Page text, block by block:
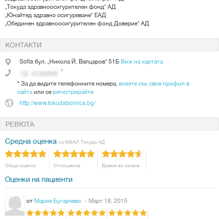
Акушерство и високо-рискова бременност
Анестезиология и интензивно лечение
Виена Ин Витро Център
Дентална медицина
Дерматология и Венерология
Кардиология
Кардиохирургия
Клиника по Гастроентерология и Пулмология
Клиника по Ендокринология и Нефрология
Клинична патология
Лаборатория по трансфузионна хематология
Лицево-челюстна хирургия
Лъчетерапия и радиохирургия
Миниинвазивна и лапароскопска хирургия
Неврология
Неврохирургия
Неонатология
Обща и онкологична гинекология и тазова хирургия
Ортопедия и травматология
Педиатрия
Пластично-възстановителна и естетична хирургия
Хирургия
Съдова хирургия и ангиология
Урология
„Токуда здравноосигурителен фонд“ АД
„Юнайтед здравно осигуряване“ ЕАД
„Обединен здравноосигурителен фонд Доверие“ АД
КОНТАКТИ
Sofia бул. „Никола Й. Вапцаров“ 51Б Виж на картата
* За да видите телефонните номера, влезте със своя профил в
сайтаили серегистрирайте
http://www.tokudabolnica.bg/
РЕВЮТА
Средна оценка на МБАЛ Токуда АД
Обща оценка Отношение Време за чакане
Оценки на пациенти
от Мария Бугарчева - Март 18, 2015